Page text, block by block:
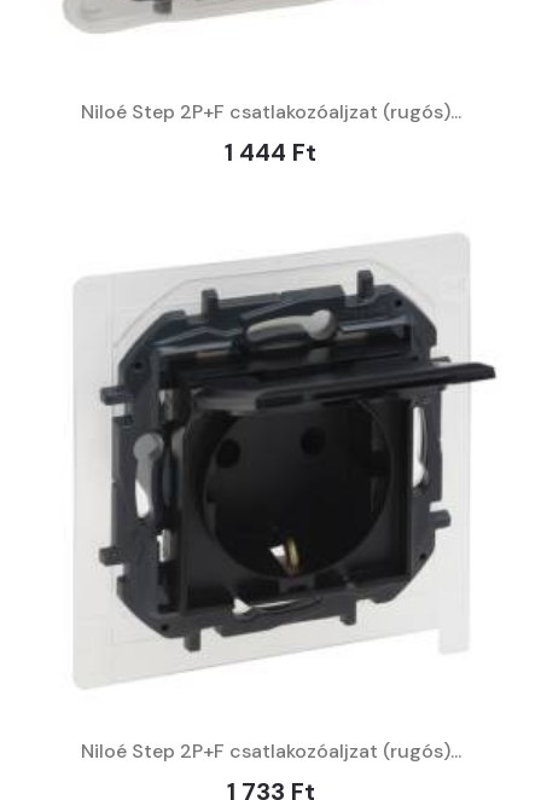
Niloé Step 2P+F csatlakozóaljzat (rugós)...
1 444 Ft
Niloé Step 2P+F csatlakozóaljzat (rugós)...
1 733 Ft